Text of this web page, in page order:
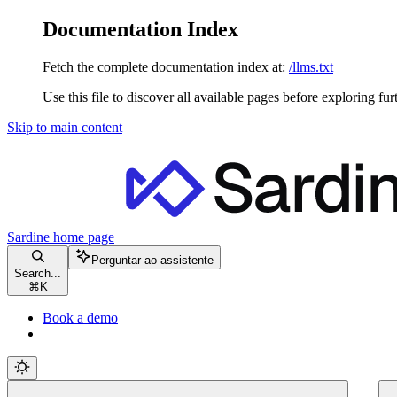
Documentation Index
Fetch the complete documentation index at: /llms.txt
Use this file to discover all available pages before exploring
Skip to main content
Sardine home page
Search...
⌘ K
Perguntar ao assistente
Book a demo